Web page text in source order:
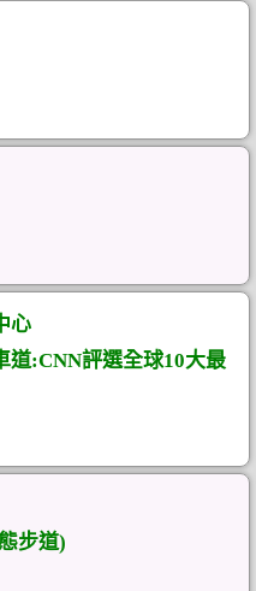
心
道:CNN評選全球10大最
步道)